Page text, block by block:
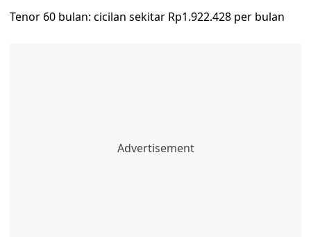
Tenor 60 bulan: cicilan sekitar Rp1.922.428 per bulan